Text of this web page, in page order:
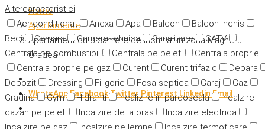
Alte caracteristici
Aer condiționat
Anexa Apa Balcon
Balcon inchis
Beci
Camara Camera tehnica Canalizare
CATV
Centrala pe combustibil
Centrala pe peleti
Centrala proprie
Centrala proprie pe gaz
Curent Curent trifazic
Debara
Depozit
Dressing Filigorie Fosa septica Garaj
Gaz
Gradina
Gym Hidranti Incalizire in pardoseala
Incalzire
cazan pe peleti
Incalzire de la oras
Incalzire electrica
Home
Apartamente
Apartament cu 3 camere de inchiriat in zona Magheru –
Oradea
WhatsAppFacebookTwitter Pinterest LinkedinEmail